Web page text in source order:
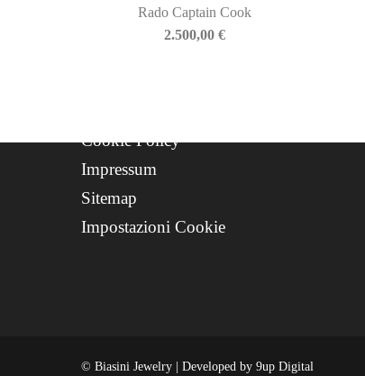
Rado Captain Cook
2.500,00€
WhatsApp Support
Cookie Policy
Impressum
Sitemap
Impostazioni Cookie
© Biasini Jewelry | Developed by 9up Digital